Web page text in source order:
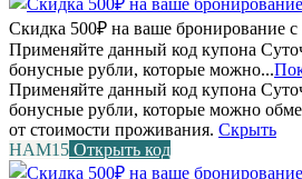
Скидка 500₽ на ваше бронирование
Применяйте данный код купона
бонусные рубли, которые можно...
Применяйте данный код купона
бонусные рубли, которые можно
от стоимости проживания. Скрыть
НАМ15 Открыть код